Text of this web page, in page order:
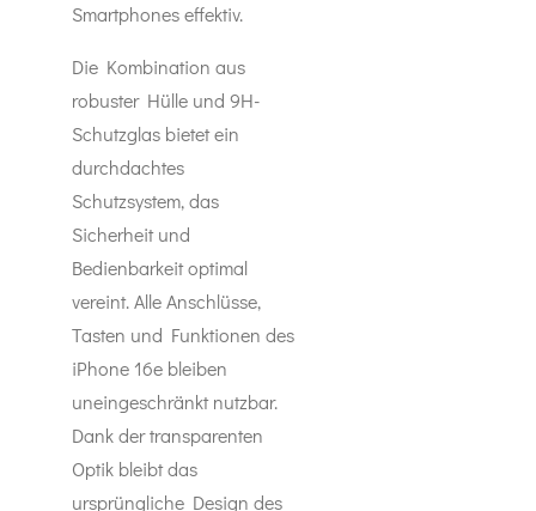
Smartphones effektiv.
Die Kombination aus
robuster Hülle und 9H-
Schutzglas bietet ein
durchdachtes
Schutzsystem, das
Sicherheit und
Bedienbarkeit optimal
vereint. Alle Anschlüsse,
Tasten und Funktionen des
iPhone 16e bleiben
uneingeschränkt nutzbar.
Dank der transparenten
Optik bleibt das
ursprüngliche Design des